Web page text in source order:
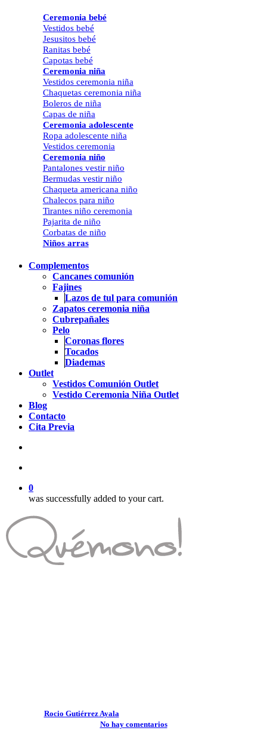
Ceremonia bebé
Vestidos bebé
Jesusitos bebé
Ranitas bebé
Capotas bebé
Ceremonia niña
Vestidos ceremonia niña
Chaquetas ceremonia niña
Boleros de niña
Capas de niña
Ceremonia adolescente
Ropa adolescente niña
Vestidos ceremonia
Ceremonia niño
Pantalones vestir niño
Bermudas vestir niño
Chaqueta americana niño
Chalecos para niño
Tirantes niño ceremonia
Pajarita de niño
Corbatas de niño
Niños arras
Complementos
Cancanes comunión
Fajines
Lazos de tul para comunión
Zapatos ceremonia niña
Cubrepañales
Pelo
Coronas flores
Tocados
Diademas
Outlet
Vestidos Comunión Outlet
Vestido Ceremonia Niña Outlet
Blog
Contacto
Cita Previa
0
was successfully added to your cart.
Rocio Gutiérrez Ayala
No hay comentarios